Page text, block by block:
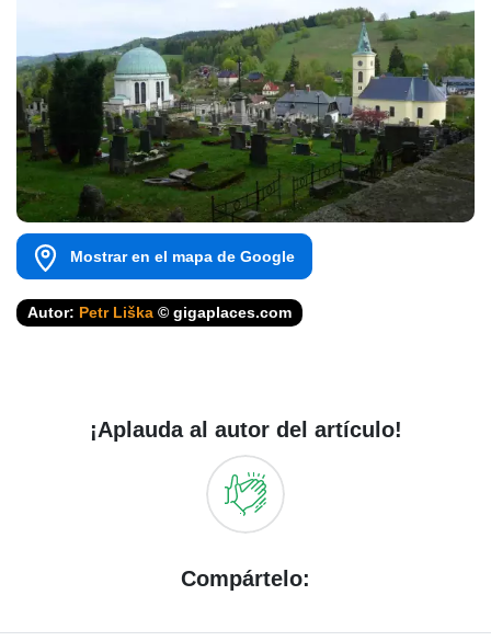
Mostrar en el mapa de Google
Autor: Petr Liška © gigaplaces.com
¡Aplauda al autor del artículo!
Compártelo: